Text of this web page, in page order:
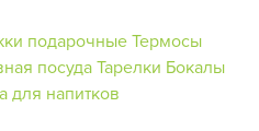
подарочныеТермосы
посудаТарелки Бокалы
для напитков